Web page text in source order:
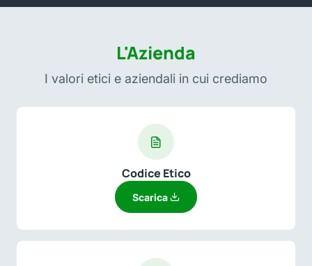
L'Azienda
I valori etici e aziendali in cui crediamo
Codice Etico
Scarica